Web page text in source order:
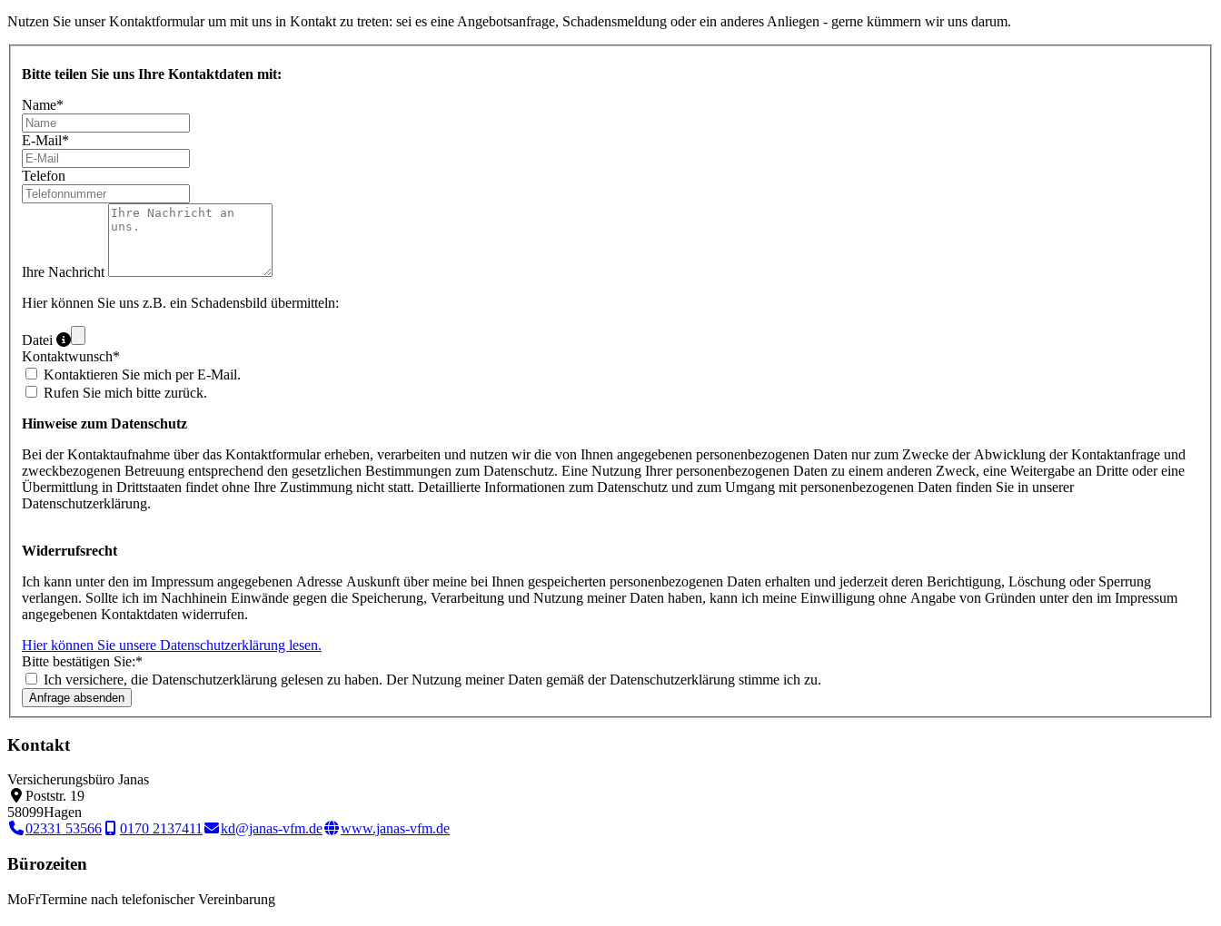
Nutzen Sie unser Kontaktformular um mit uns in Kontakt zu treten: sei es eine Angebotsanfrage, Schadensmeldung oder ein anderes Anliegen - gerne kümmern wir uns darum.
Bitte teilen Sie uns Ihre Kontaktdaten mit:
Name*
E-Mail*
Telefon
Ihre Nachricht
Hier können Sie uns z.B. ein Schadensbild übermitteln:
Datei
Kontaktwunsch*
Kontaktieren Sie mich per E-Mail.
Rufen Sie mich bitte zurück.
Hinweise zum Datenschutz
Bei der Kontaktaufnahme über das Kontaktformular erheben, verarbeiten und nutzen wir die von Ihnen angegebenen personenbezogenen Daten nur zum Zwecke der Abwicklung der Kontaktanfrage und
zweckbezogenen Betreuung entsprechend den gesetzlichen Bestimmungen zum Datenschutz. Eine Nutzung Ihrer personenbezogenen Daten zu einem anderen Zweck, eine Weitergabe an Dritte oder eine
Übermittlung in Drittstaaten findet ohne Ihre Zustimmung nicht statt. Detaillierte Informationen zum Datenschutz und zum Umgang mit personenbezogenen Daten finden Sie in unserer
Datenschutzerklärung.
Widerrufsrecht
Ich kann unter den im Impressum angegebenen Adresse Auskunft über meine bei Ihnen gespeicherten personenbezogenen Daten erhalten und jederzeit deren Berichtigung, Löschung oder Sperrung
verlangen. Sollte ich im Nachhinein Einwände gegen die Speicherung, Verarbeitung und Nutzung meiner Daten haben, kann ich meine Einwilligung ohne Angabe von Gründen unter den im Impressum
angegebenen Kontaktdaten widerrufen.
Hier können Sie unsere Datenschutzerklärung lesen.
Bitte bestätigen Sie:*
Ich versichere, die Datenschutzerklärung gelesen zu haben. Der Nutzung meiner Daten gemäß der Datenschutzerklärung stimme ich zu.
Kontakt
Versicherungsbüro Janas
Poststr. 19
58099Hagen
02331 53566
0170 2137411 kd@janas-vfm.de www.janas-vfm.de
Bürozeiten
MoFrTermine nach telefonischer Vereinbarung